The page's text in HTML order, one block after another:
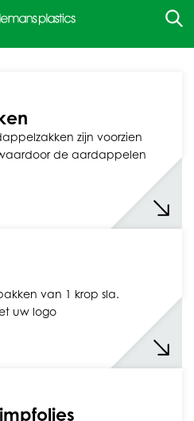
zijn voorzien
de aardappelen
van 1 krop sla.
uw logo